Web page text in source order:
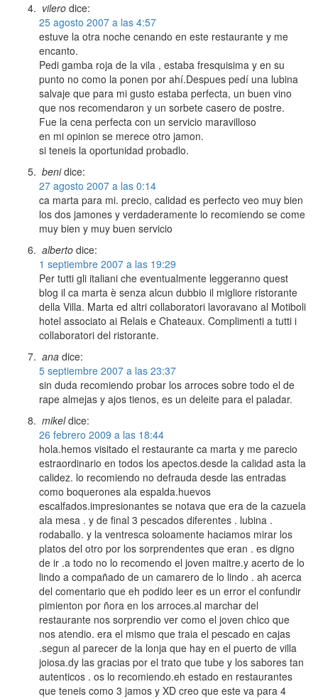
vilero dice:
25 agosto 2007 a las 4:57
estuve la otra noche cenando en este restaurante y me
encanto.
Pedi gamba roja de la vila , estaba fresquisima y en su
punto no como la ponen por ahí.Despues pedí una lubina
salvaje que para mi gusto estaba perfecta, un buen vino
que nos recomendaron y un sorbete casero de postre.
Fue la cena perfecta con un servicio maravilloso
en mi opinion se merece otro jamon.
si teneis la oportunidad probadlo.
beni dice:
27 agosto 2007 a las 0:14
ca marta para mi. precio, calidad es perfecto veo muy bien
los dos jamones y verdaderamente lo recomiendo se come
muy bien y muy buen servicio
alberto dice:
1 septiembre 2007 a las 19:29
Per tutti gli italiani che eventualmente leggeranno quest
blog il ca marta è senza alcun dubbio il migliore ristorante
della Villa. Marta ed altri collaboratori lavoravano al Motiboli
hotel associato ai Relais e Chateaux. Complimenti a tutti i
collaboratori del ristorante.
ana dice:
5 septiembre 2007 a las 23:37
sin duda recomiendo probar los arroces sobre todo el de
rape almejas y ajos tienos, es un deleite para el paladar.
mikel dice:
26 febrero 2009 a las 18:44
hola.hemos visitado el restaurante ca marta y me parecio
estraordinario en todos los apectos.desde la calidad asta la
calidez. lo recomiendo no defrauda desde las entradas
como boquerones ala espalda.huevos
escalfados.impresionantes se notava que era de la cazuela
ala mesa . y de final 3 pescados diferentes . lubina .
rodaballo. y la ventresca soloamente haciamos mirar los
platos del otro por los sorprendentes que eran . es digno
de ir .a todo no lo recomendo el joven maitre.y acerto de lo
lindo a compañado de un camarero de lo lindo . ah acerca
del comentario que eh podido leer es un error el confundir
pimienton por ñora en los arroces.al marchar del
restaurante nos sorprendio ver como el joven chico que
nos atendio. era el mismo que traia el pescado en cajas
.segun al parecer de la lonja que hay en el puerto de villa
joiosa.dy las gracias por el trato que tube y los sabores tan
autenticos . os lo recomiendo.eh estado en restaurantes
que teneis como 3 jamos y XD creo que este va para 4